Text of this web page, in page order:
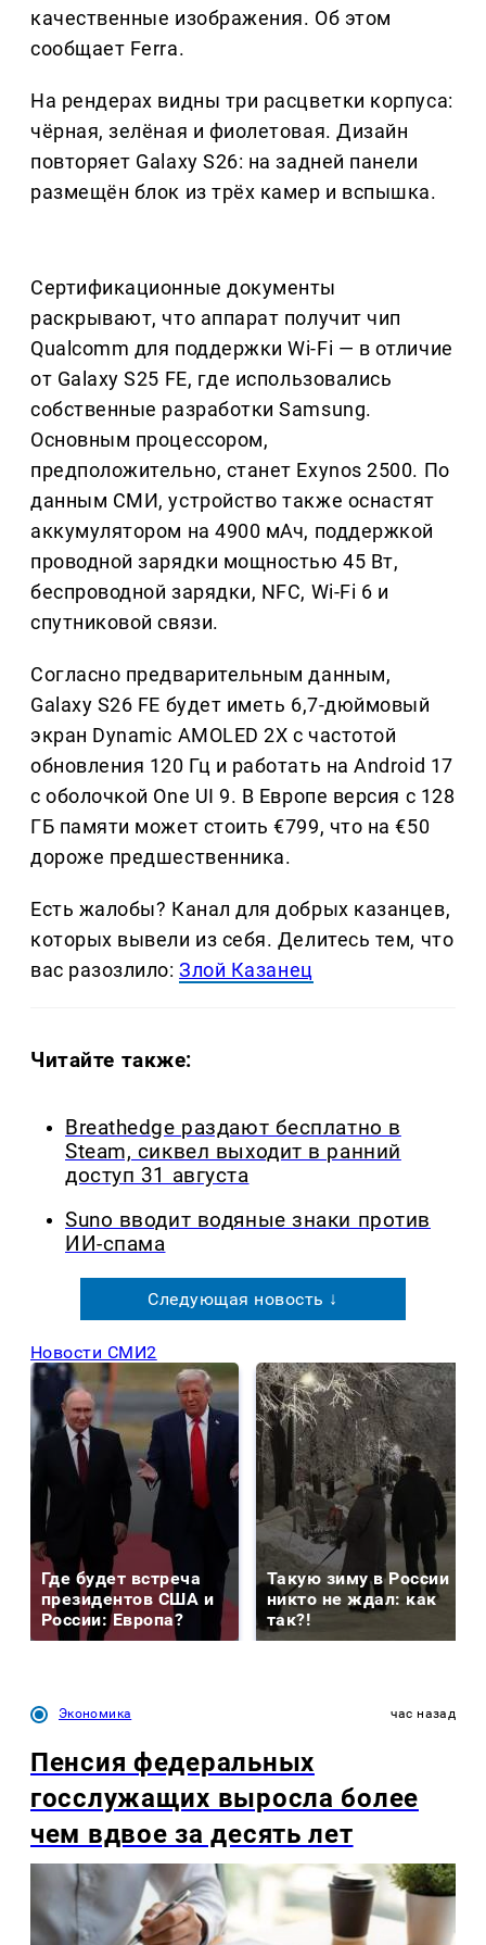
качественные изображения. Об этом
сообщает Ferra.
На рендерах видны три расцветки корпуса:
чёрная, зелёная и фиолетовая. Дизайн
повторяет Galaxy S26: на задней панели
размещён блок из трёх камер и вспышка.
Сертификационные документы
раскрывают, что аппарат получит чип
Qualcomm для поддержки Wi-Fi — в отличие
от Galaxy S25 FE, где использовались
собственные разработки Samsung.
Основным процессором,
предположительно, станет Exynos 2500. По
данным СМИ, устройство также оснастят
аккумулятором на 4900 мАч, поддержкой
проводной зарядки мощностью 45 Вт,
беспроводной зарядки, NFC, Wi-Fi 6 и
спутниковой связи.
Согласно предварительным данным,
Galaxy S26 FE будет иметь 6,7-дюймовый
экран Dynamic AMOLED 2X с частотой
обновления 120 Гц и работать на Android 17
с оболочкой One UI 9. В Европе версия с 128
ГБ памяти может стоить €799, что на €50
дороже предшественника.
Есть жалобы? Канал для добрых казанцев,
которых вывели из себя. Делитеcь тем, что
вас разозлило:Злой Казанец
Читайте также:
Breathedge раздают бесплатно в
Steam, сиквел выходит в ранний
доступ 31 августа
Suno вводит водяные знаки против
ИИ-спама
Следующая новость ↓
Новости СМИ2
Где будет встреча
президентов США и
России: Европа?
Такую зиму в России
никто не ждал: как
так?!
Экономика час назад
Пенсия федеральных
госслужащих выросла более
чем вдвое за десять лет